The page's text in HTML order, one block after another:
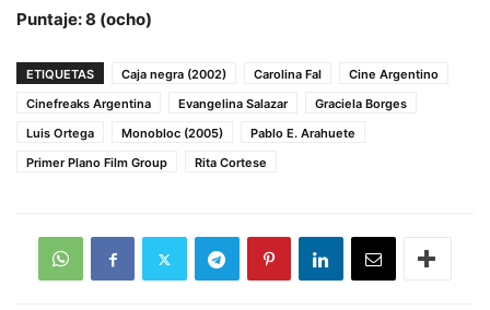
Puntaje: 8 (ocho)
ETIQUETAS Caja negra (2002) Carolina Fal
Cine Argentino
Cinefreaks Argentina
Evangelina Salazar
Graciela Borges
Luis Ortega
Monobloc (2005)
Pablo E. Arahuete
Primer Plano Film Group
Rita Cortese